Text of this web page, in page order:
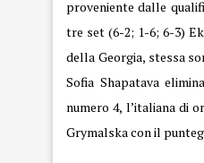
proveniente dalle
tre set (6-2; 1-6; 6-3)
della Georgia, stessa
Sofia Shapatava
numero 4, l’italiana di
Grymalska con il